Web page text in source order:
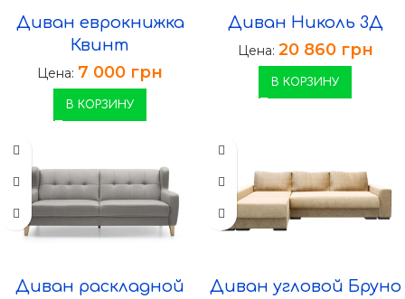
Диван еврокнижка
Квинт
Цена: 7 000 грн
В КОРЗИНУ
Диван Николь 3Д
Цена: 20 860 грн
В КОРЗИНУ
Диван раскладной
Диван угловой Бруно